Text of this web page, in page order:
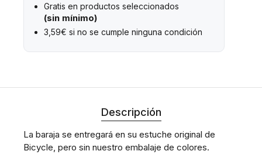
Gratis en productos seleccionados
(sin mínimo)
3,59€ si no se cumple ninguna condición
Descripción
La baraja se entregará en su estuche original de
Bicycle, pero sin nuestro embalaje de colores.